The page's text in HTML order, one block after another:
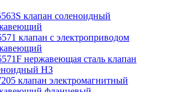
клапан соленоидный
клапан с электроприводом
нержавеющая сталь клапан
НЗ
клапан электромагнитный